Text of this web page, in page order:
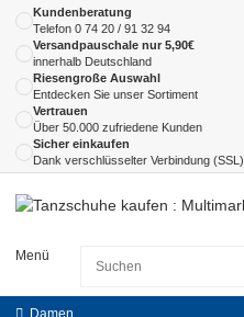
Kundenberatung
Telefon 0 74 20 / 91 32 94
Versandpauschale nur 5,90€
innerhalb Deutschland
Riesengroße Auswahl
Entdecken Sie unser Sortiment
Vertrauen
Über 50.000 zufriedene Kunden
Sicher einkaufen
Dank verschlüsselter Verbindung (SSL)
Menü
Damen